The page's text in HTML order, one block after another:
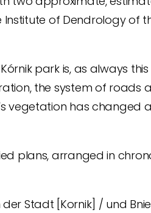
of Dendrology of
park is, as always
the system of roads
vegetation has changed
plans, arranged in
Stadt [Kornik] / und